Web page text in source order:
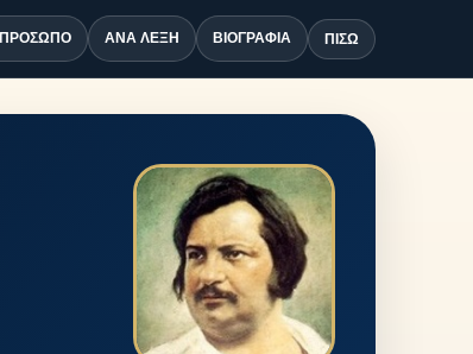
ΑΝΆ ΛΈΞΗ ΒΙΟΓΡΑΦΊΑ ΠΊΣΩ